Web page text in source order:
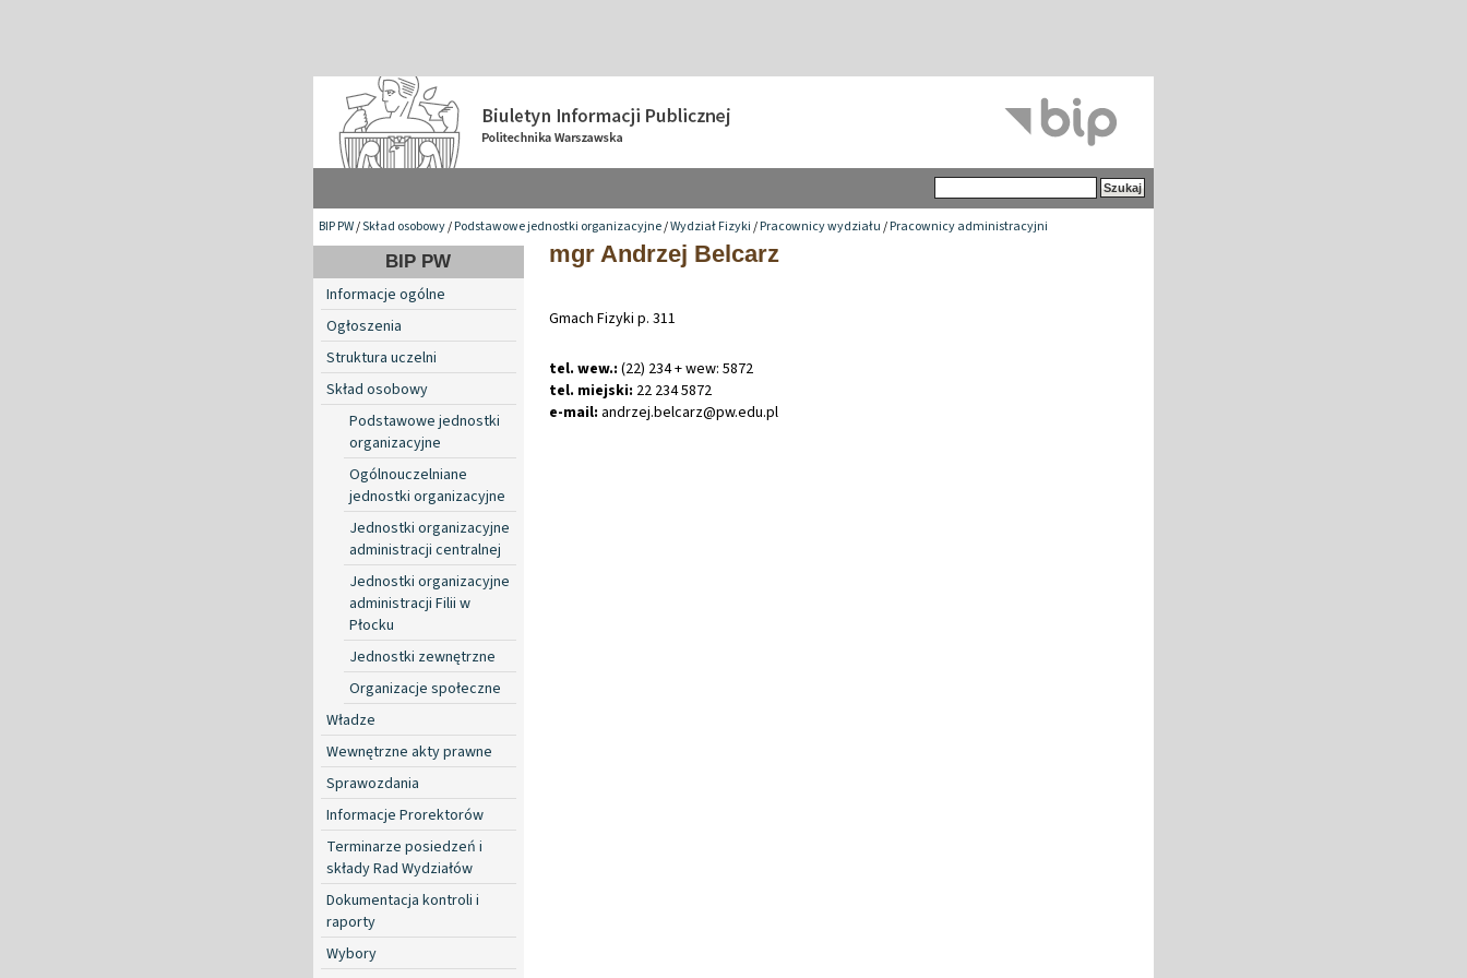
BIP PW/Skład osobowy/Podstawowe jednostki organizacyjne/Wydział Fizyki/Pracownicy wydziału/Pracownicy administracyjni
BIP PW
Informacje ogólne
Ogłoszenia
Struktura uczelni
Skład osobowy
Podstawowe jednostki
organizacyjne
Ogólnouczelniane
jednostki organizacyjne
Jednostki organizacyjne
administracji centralnej
Jednostki organizacyjne
administracji Filii w
Płocku
Jednostki zewnętrzne
Organizacje społeczne
Władze
Wewnętrzne akty prawne
Sprawozdania
Informacje Prorektorów
Terminarze posiedzeń i
składy Rad Wydziałów
Dokumentacja kontroli i
raporty
Wybory
mgr Andrzej Belcarz
Gmach Fizyki p. 311
tel. wew.: (22) 234 + wew: 5872
tel. miejski: 22 234 5872
e-mail: andrzej.belcarz@pw.edu.pl